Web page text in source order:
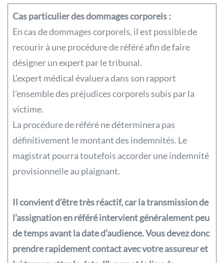
Cas particulier des dommages corporels :
En cas de dommages corporels, il est possible de
recourir à une procédure de référé afin de faire
désigner un expert par le tribunal.
L’expert médical évaluera dans son rapport
l’ensemble des préjudices corporels subis par la
victime.
La procédure de référé ne déterminera pas
définitivement le montant des indemnités. Le
magistrat pourra toutefois accorder une indemnité
provisionnelle au plaignant.
Il convient d’être très réactif, car la transmission de
l’assignation en référé intervient généralement peu
de temps avant la date d’audience. Vous devez donc
prendre rapidement contact avec votre assureur et